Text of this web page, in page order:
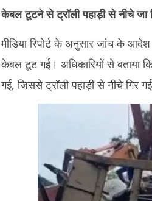
September
केबल टूटने से ट्रॉली पहाड़ी से नीचे जा
मीडिया रिपोर्ट के अनुसार जांच के
केबल टूट गई। अधिकारियों से बताया
गई, जिससे ट्रॉली पहाड़ी से नीचे गिर